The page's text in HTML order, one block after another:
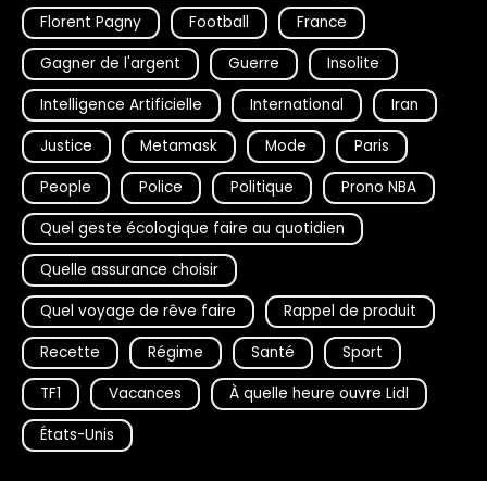
Florent Pagny
Football
France
Gagner de l'argent
Guerre
Insolite
Intelligence Artificielle
International
Iran
Justice
Metamask Mode
Paris
People
Police Politique
Prono NBA
Quel geste écologique faire au quotidien
Quelle assurance choisir
Quel voyage de rêve faire
Rappel de produit
Recette
Régime Santé
Sport
TF1
Vacances
À quelle heure ouvre Lidl
États-Unis